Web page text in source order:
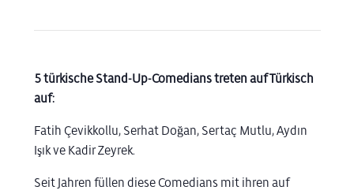
5 türkische Stand-Up-Comedians treten auf Türkisch
auf:
Fatih Çevikkollu, Serhat Doğan, Sertaç Mutlu, Aydın
Işık ve Kadir Zeyrek.
Seit Jahren füllen diese Comedians mit ihren auf